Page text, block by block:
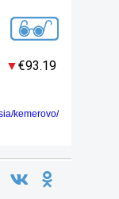
93.19
kemerovo/